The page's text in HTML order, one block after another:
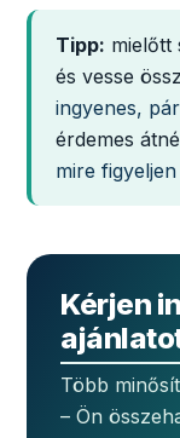
Tipp: mielőtt
és vesse
ingyenes,
érdemes
mire figyeljen
Kérjen
Több
– Ön